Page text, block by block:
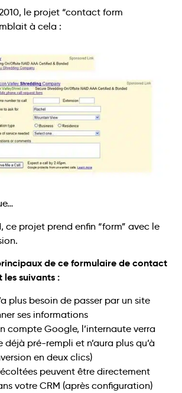
le projet “contact form
à cela :
ce projet prend enfin “form” avec le
de ce formulaire de contact
les suivants :
plus besoin de passer par un site
ses informations
compte Google, l’internaute verra
déjà pré-rempli et n’aura plus qu’à
en deux clics)
peuvent être directement
votre CRM (après configuration)